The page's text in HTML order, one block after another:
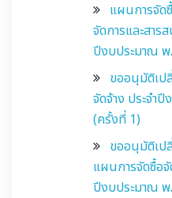
แผนการจัด
จัดการและสาร
ปีงบประมาณ
ขออนุมัติเป
จัดจ้าง ประจำ
(ครั้งที่ 1)
ขออนุมัติเป
แผนการจัดซื้อจั
ปีงบประมาณ